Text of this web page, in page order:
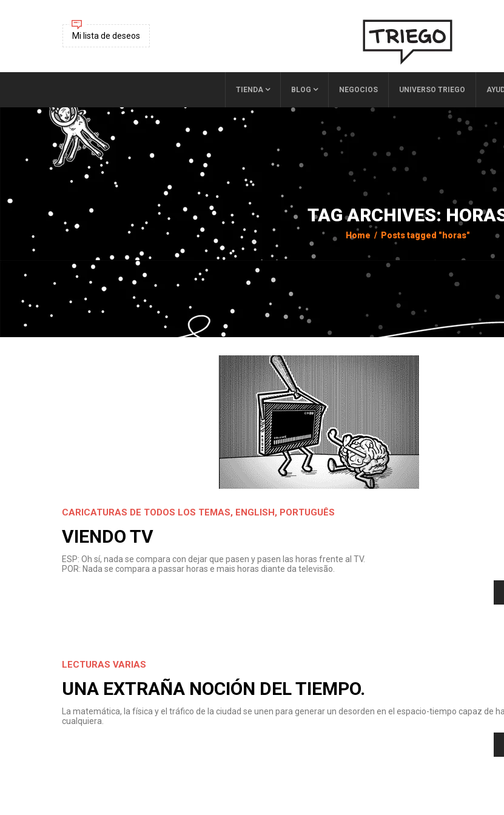
Mi lista de deseos
TIENDA BLOG NEGOCIOS UNIVERSO TRIEGO
TAG ARCHIVES:
Home / Posts tagged "horas"
CARICATURAS DE TODOS LOS TEMAS, ENGLISH, PORTUGUÊS
VIENDO TV
ESP: Oh sí, nada se compara con dejar que pasen y pasen las horas frente al TV.
POR: Nada se compara a passar horas e mais horas diante da televisão.
LECTURAS VARIAS
UNA EXTRAÑA NOCIÓN DEL TIEMPO.
La matemática, la física y el tráfico de la ciudad se unen para generar un desorden en el espacio-tiempo capaz de
cualquiera.